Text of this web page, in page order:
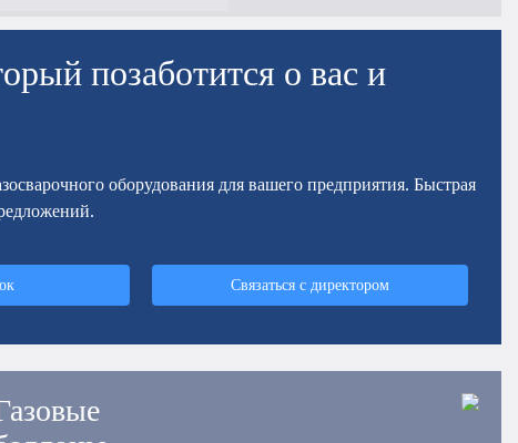
позаботится о вас и
оборудования для вашего предприятия. Быстрая
Связаться с директором